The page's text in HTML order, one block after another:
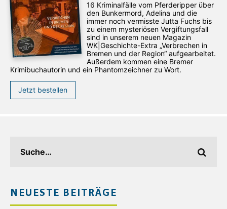
16 Kriminalfälle vom Pferderipper über
den Bunkermord, Adelina und die
immer noch vermisste Jutta Fuchs bis
zu einem mysteriösen Vergiftungsfall
sind in unserem neuen Magazin
WK|Geschichte-Extra „Verbrechen in
Bremen und der Region“ aufgearbeitet.
Außerdem kommen eine Bremer
Krimibuchautorin und ein Phantomzeichner zu Wort.
Jetzt bestellen
NEUESTE BEITRÄGE